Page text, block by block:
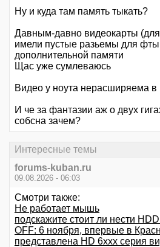
Ну и куда там память тыкать?
Давным-давно видеокарты
имели пустые разьемы для
дополнительной памяти
Щас уже сумлеваюсь
Видео у ноута нерасширяема
И че за фантазии аж о двух
собсна зачем?
Интересные темы
forums-kuban.ru
09.08.2026 - 06:03
Смотри также:
Не работает мышь
подскажите стоит ли нести
OFF: 6 ноября, впервые в
представлена HD 6xxx серия